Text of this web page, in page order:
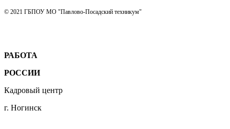
© 2021 ГБПОУ МО "Павлово-Посадский техникум"
РАБОТА
РОССИИ
Кадровый центр
г. Ногинск